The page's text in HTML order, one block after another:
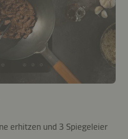
erhitzen und 3 Spiegeleier